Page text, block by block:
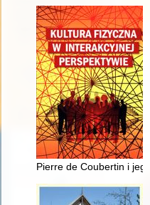
Pierre de Coubertin i